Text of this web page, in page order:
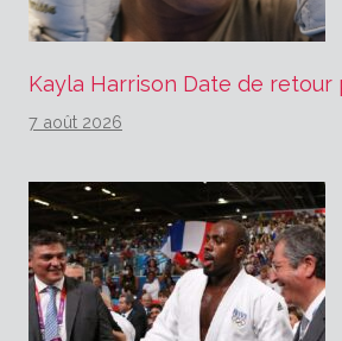
Kayla Harrison Date de retour
7 août 2026